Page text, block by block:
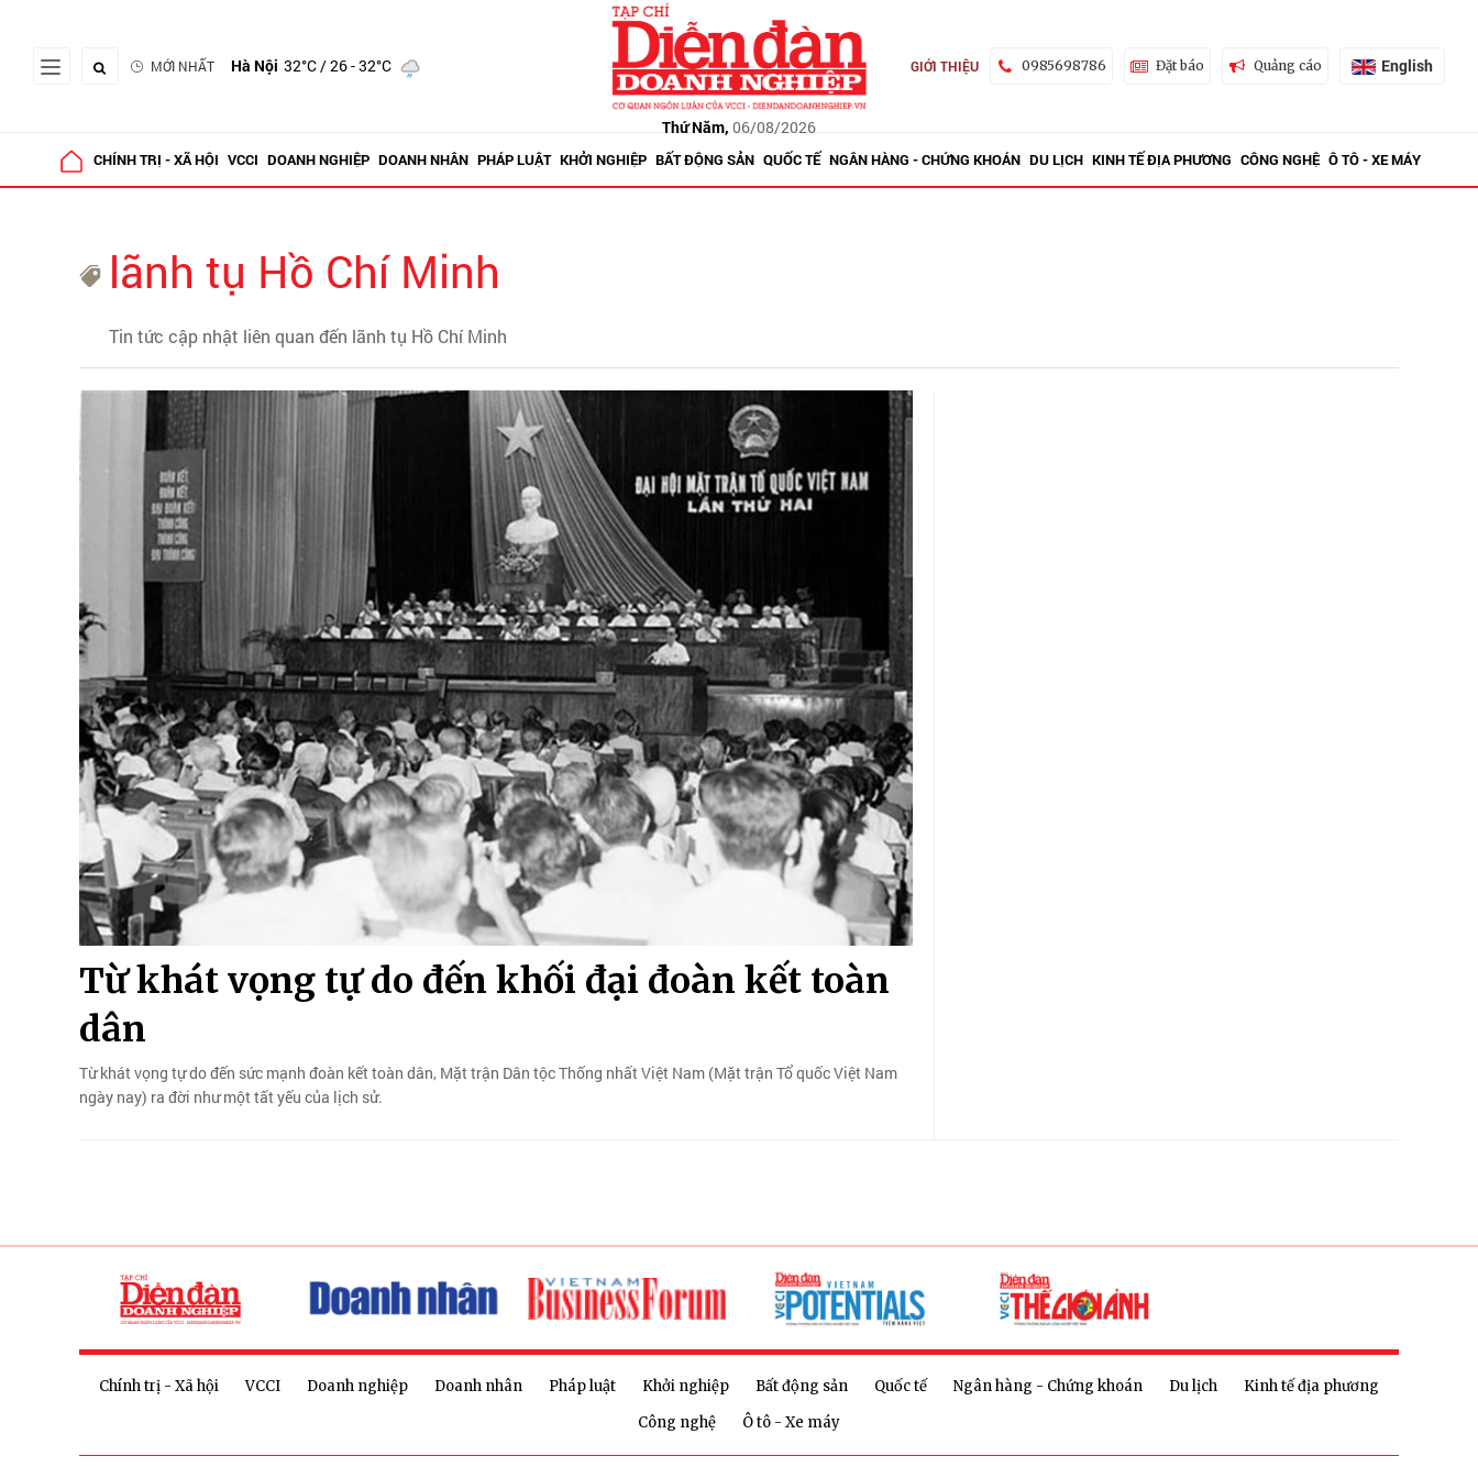
MỚI NHẤT Hà Nội 32°C/ 26 - 32°C
Thứ Năm, 06/08/2026
GIỚI THIỆU 0985698786 Đặt báo Quảng cáo English
CHÍNH TRỊ - XÃ HỘI VCCI DOANH NGHIỆP DOANH NHÂN PHÁP LUẬT KHỞI NGHIỆP BẤT ĐỘNG SẢN QUỐC TẾ NGÂN HÀNG - CHỨNG KHOÁN DU LỊCH KINH TẾ ĐỊA PHƯƠNG CÔNG NGHỆ Ô TÔ - XE MÁY
lãnh tụ Hồ Chí Minh
Tin tức cập nhật liên quan đến lãnh tụ Hồ Chí Minh
Từ khát vọng tự do đến khối đại đoàn kết toàn
dân
Từ khát vọng tự do đến sức mạnh đoàn kết toàn dân, Mặt trận Dân tộc Thống nhất Việt Nam (Mặt trận Tổ quốc Việt Nam
ngày nay) ra đời như một tất yếu của lịch sử.
Chính trị - Xã hội VCCI Doanh nghiệp Doanh nhân Pháp luật Khởi nghiệp Bất động sản Quốc tế Ngân hàng - Chứng khoán Du lịch
Kinh tế địa phương
Công nghệ
Ô tô - Xe máy